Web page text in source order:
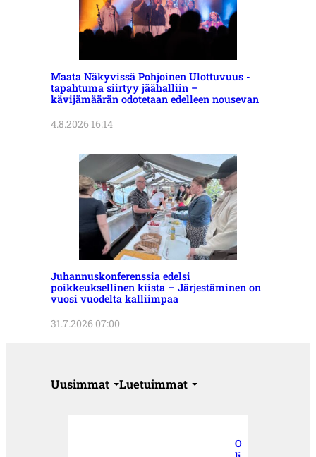
Maata Näkyvissä Pohjoinen Ulottuvuus -
tapahtuma siirtyy jäähalliin –
kävijämäärän odotetaan edelleen nousevan
4.8.2026 16:14
Juhannuskonferenssia edelsi
poikkeuksellinen kiista – Järjestäminen on
vuosi vuodelta kalliimpaa
31.7.2026 07:00
Uusimmat Luetuimmat
O